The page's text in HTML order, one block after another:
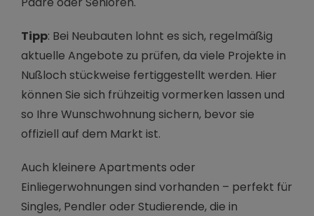
Tipp: Bei Neubauten lohnt es sich, regelmäßig
aktuelle Angebote zu prüfen, da viele Projekte in
Nußloch stückweise fertiggestellt werden. Hier
können Sie sich frühzeitig vormerken lassen und
so Ihre Wunschwohnung sichern, bevor sie
offiziell auf dem Markt ist.
Auch kleinere Apartments oder
Einliegerwohnungen sind vorhanden – perfekt für
Singles, Pendler oder Studierende, die in